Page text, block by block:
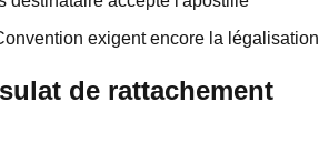
exigent encore la légalisation
de rattachement